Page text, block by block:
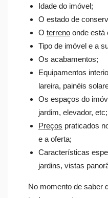
Idade do imóvel;
O estado de
O terreno onde está
Tipo de imóvel e a
Os acabamentos;
Equipamentos
lareira, painéis
Os espaços do
jardim, elevador, etc;
Preços praticados
e a oferta;
Características
jardins, vistas
No momento de saber